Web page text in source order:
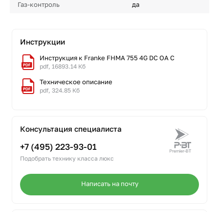
Газ-контроль да
Инструкции
Инструкция к Franke FHMA 755 4G DC OA C
pdf, 16893.14 Кб
Техническое описание
pdf, 324.85 Кб
Консультация специалиста
+7 (495) 223-93-01
Подобрать технику класса люкс
Написать на почту